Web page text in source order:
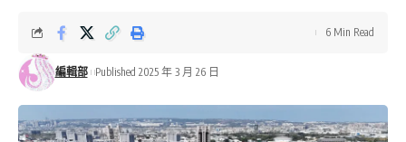
編輯部 Published 2025 年 3 月 26 日
6 Min Read